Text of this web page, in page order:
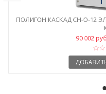
ПОЛИГОН КАСКАД СН-О-12
90 002